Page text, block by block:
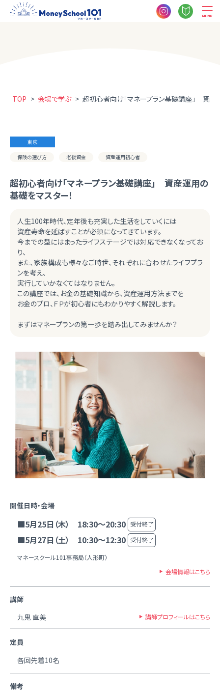
MENU
TOP > 会場で学ぶ > 超初心者向け「マネープラン基礎講座」 資産
東京
保険の選び方 老後資金 資産運用初心者
超初心者向け「マネープラン基礎講座」 資産運用の
基礎をマスター！
人生100年時代、定年後も充実した生活をしていくには
資産寿命を延ばすことが必須になってきています。
今までの型にはまったライフステージでは対応できなくなってお
り、
また、家族構成も様々なご時世、それぞれに合わせたライフプラ
ンを考え、
実行していかなくてはなりません。
この講座では、お金の基礎知識から、資産運用方法までを
お金のプロ、ＦＰが初心者にもわかりやすく解説します。
まずはマネープランの第一歩を踏み出してみませんか？
開催日時・会場
■5月25日（木） 18:30～20:30 受付終了
■5月27日（土） 10:30～12:30 受付終了
マネースクール101事務局（人形町）
会場情報はこちら
講師
九鬼 直美
講師プロフィールはこちら
定員
各回先着10名
備考